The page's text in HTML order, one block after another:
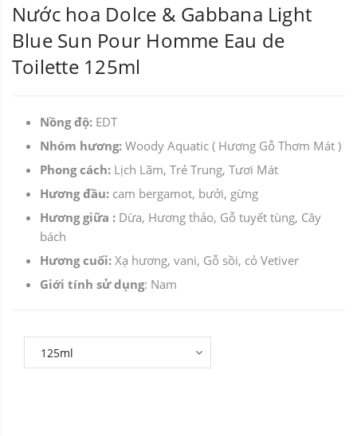
Nước hoa Dolce & Gabbana Light
Blue Sun Pour Homme Eau de
Toilette 125ml
Nồng độ: EDT
Nhóm hương: Woody Aquatic ( Hương Gỗ Thơm Mát )
Phong cách: Lịch Lãm, Trẻ Trung, Tươi Mát
Hương đầu: cam bergamot, bưởi, gừng
Hương giữa : Dừa, Hương thảo, Gỗ tuyết tùng, Cây
bách
Hương cuối: Xạ hương, vani, Gỗ sồi, cỏ Vetiver
Giới tính sử dụng: Nam